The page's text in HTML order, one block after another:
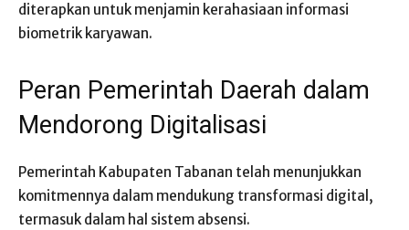
diterapkan untuk menjamin kerahasiaan informasi
biometrik karyawan.
Peran Pemerintah Daerah dalam
Mendorong Digitalisasi
Pemerintah Kabupaten Tabanan telah menunjukkan
komitmennya dalam mendukung transformasi digital,
termasuk dalam hal sistem absensi.